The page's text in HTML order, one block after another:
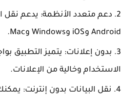
دعم متعدد الأنظمة: يدعم نقل
Android وiOS وWindows وMac.
بدون إعلانات: يتميز التطبيق
الاستخدام وخالية من الإعلانات.
نقل البيانات بدون إنترنت: